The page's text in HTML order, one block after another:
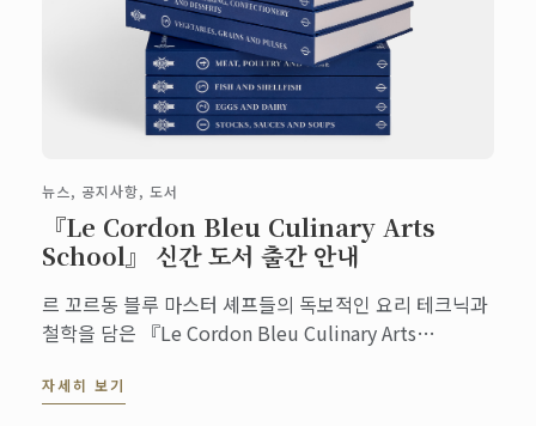
뉴스, 공지사항, 도서
『Le Cordon Bleu Culinary Arts
School』 신간 도서 출간 안내
르 꼬르동 블루 마스터 셰프들의 독보적인 요리 테크닉과
철학을 담은 『Le Cordon Bleu Culinary Arts
블루의 협업으로 11월에 전 세계 출시 예정입니다. 지금
자세히 보기